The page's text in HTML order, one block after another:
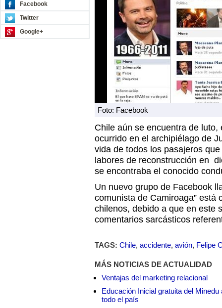
Facebook
Twitter
Google+
Foto: Facebook
Chile aún se encuentra de
ocurrido en el archipiélago de
vida de todos los pasajeros
labores de reconstrucción en
se encontraba el conocido
Un nuevo grupo de Facebook
comunista de Camiroaga” está
chilenos, debido a que en este
comentarios sarcásticos
TAGS: Chile, accidente, avión, Felipe
MÁS NOTICIAS DE ACTUALIDAD
Ventajas del marketing relacional
Educación Inicial gratuita del
todo el país